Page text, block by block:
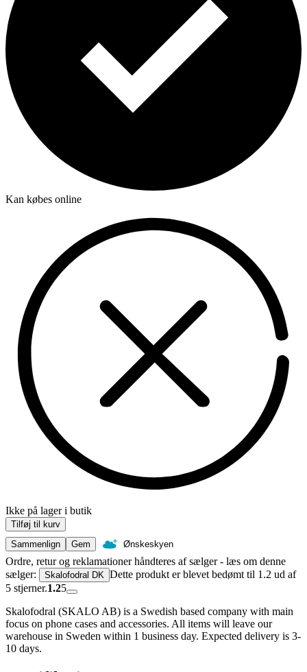
Kan købes online
Ikke på lager i butik
Tilføj til kurv
Sammenlign
Gem Ønskeskyen
Ordre, retur og reklamationer håndteres af sælger - læs om denne
sælger:
Skalofodral DK Dette produkt er blevet bedømt til 1.2 ud af
5 stjerner.1.25
Skalofodral (SKALO AB) is a Swedish based company with main
focus on phone cases and accessories. All items will leave our
warehouse in Sweden within 1 business day. Expected delivery is 3-
10 days.